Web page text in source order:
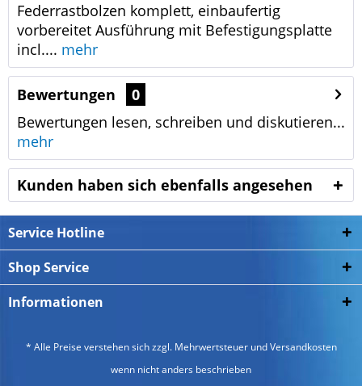
Federrastbolzen komplett, einbaufertig
vorbereitet Ausführung mit Befestigungsplatte
incl.... mehr
Bewertungen
0
Bewertungen lesen, schreiben und diskutieren...
mehr
Kunden haben sich ebenfalls angesehen
Service Hotline
Shop Service
Informationen
* Alle Preise verstehen sich zzgl. Mehrwertsteuer undVersandkosten
wenn nicht anders beschrieben